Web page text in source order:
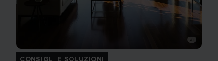
CONSIGLI E SOLUZIONI